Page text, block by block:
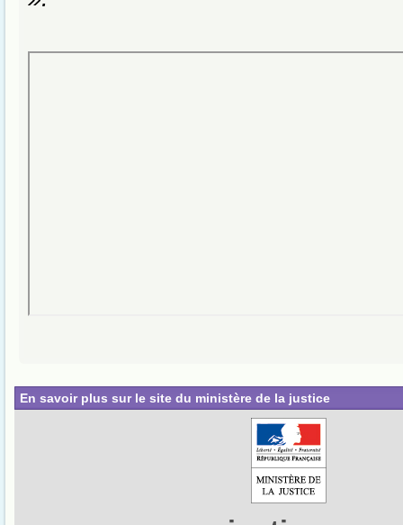
En savoir plus sur le site du ministère de la justice